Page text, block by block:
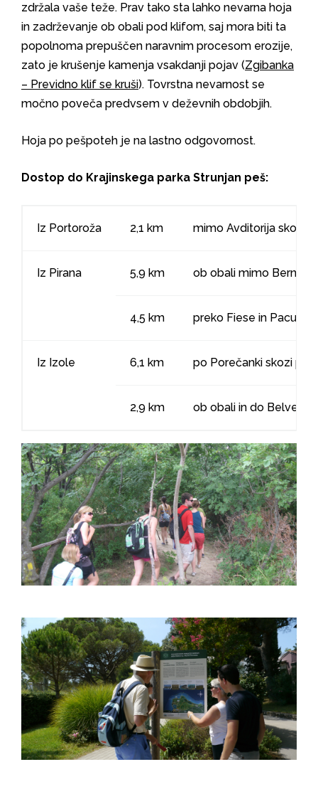
zdržala vaše teže. Prav tako sta lahko nevarna hoja
in zadrževanje ob obali pod klifom, saj mora biti ta
popolnoma prepuščen naravnim procesom erozije,
zato je krušenje kamenja vsakdanji pojav (Zgibanka
– Previdno klif se kruši). Tovrstna nevarnost se
močno poveča predvsem v deževnih obdobjih.
Hoja po pešpoteh je na lastno odgovornost.
Dostop do Krajinskega parka Strunjan peš:
Iz Portoroža 2,1 km mimo Avditorija skozi
Iz Pirana 5,9 km ob obali mimo
4,5 km preko Fiese in Pacuga
Iz Izole 6,1 km po Porečanki skozi
2,9 km ob obali in do